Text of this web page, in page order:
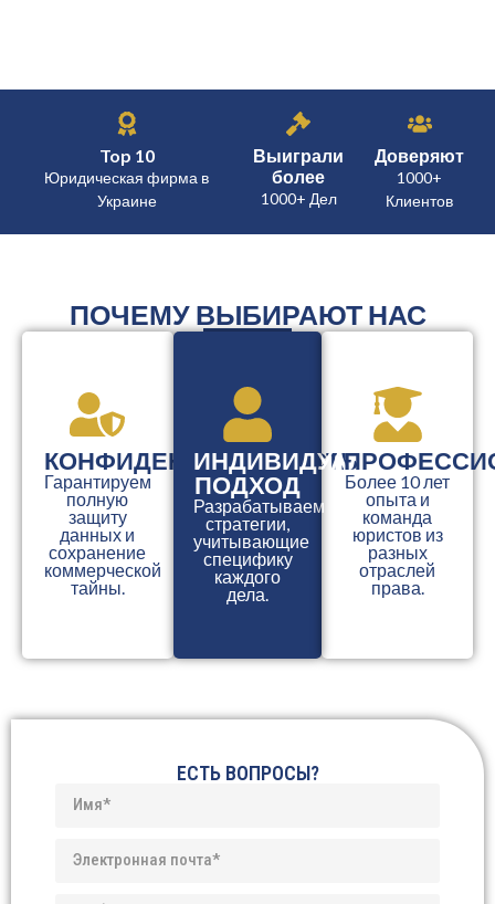
Top 10
Юридическая фирма в
Украине
Выиграли
более
1000+ Дел
Доверяют
1000+
Клиентов
ПОЧЕМУ ВЫБИРАЮТ НАС
КОНФИДЕНЦИАЛЬНОСТЬ
Гарантируем
полную
защиту
данных и
сохранение
коммерческой
тайны.
ИНДИВИДУАЛЬНЫЙ
ПОДХОД
Разрабатываем
стратегии,
учитывающие
специфику
каждого
дела.
Более 10 лет
опыта и
команда
юристов из
разных
отраслей
права.
ЕСТЬ ВОПРОСЫ?